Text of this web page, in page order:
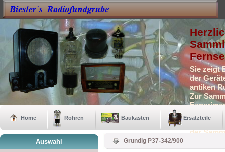
Sie zeigt
der
antiken
Zur
der
Home Röhren Baukästen Ersatzteile
Auswahl Grundig P37-342/900